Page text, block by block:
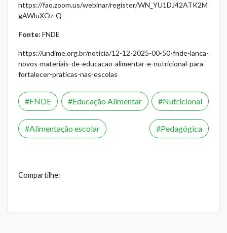
https://fao.zoom.us/webinar/register/WN_YU1DJ42ATK2M
gAWluXOz-Q
Fonte: FNDE
https://undime.org.br/noticia/12-12-2025-00-50-fnde-lanca-
novos-materiais-de-educacao-alimentar-e-nutricional-para-
fortalecer-praticas-nas-escolas
FNDE Educação Alimentar Nutricional
Alimentação escolar Pedagógica
Compartilhe: